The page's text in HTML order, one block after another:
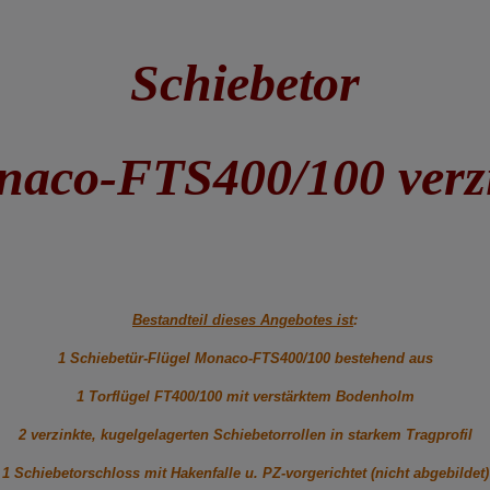
Schiebetor
FTS400/100
Bestandteil dieses Angebotes ist:
1 Schiebetür-Flügel Monaco-FTS400/100 bestehend aus
1 Torflügel FT400/100 mit verstärktem Bodenholm
2 verzinkte, kugelgelagerten Schiebetorrollen in starkem Tragprofil
1 Schiebetorschloss mit Hakenfalle u. PZ-vorgerichtet (nicht abgebildet)